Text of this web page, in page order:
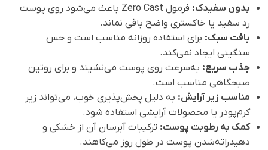
بدون سفیدک:
فرمول Zero Cast باعث می‌شود روی پوست
رد سفید یا خاکستری واضح باقی نماند.
بافت سبک: برای استفاده روزانه مناسب است و حس
سنگینی ایجاد نمی‌کند.
جذب سریع: به‌سرعت روی پوست می‌نشیند و برای روتین
صبحگاهی مناسب است.
مناسب زیر آرایش: به دلیل پخش‌پذیری خوب، می‌تواند زیر
کرم‌پودر یا محصولات آرایشی استفاده شود.
کمک به رطوبت پوست: ترکیبات آبرسان آن از خشکی و
دهیدراته‌شدن پوست در طول روز می‌کاهند.